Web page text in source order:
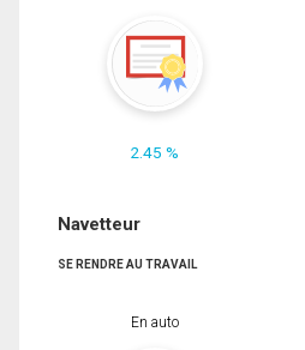
2.45 %
Navetteur
SE RENDRE AU TRAVAIL
En auto